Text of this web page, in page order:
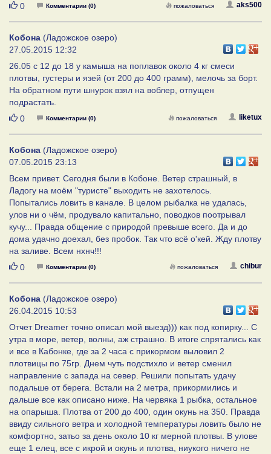
Нравится
0 Комментарии (0) aks500
пожаловаться
Кобона (Ладожское озеро)
27.05.2015 12:32
26.05 с 12 до 18 у камыша на поплавок около 4 кг смеси
плотвы, густеры и язей (от 200 до 400 грамм), мелочь за борт.
На обратном пути шнурок взял на воблер, отпущен
подрастать.
Нравится
0 Комментарии (0) liketux
пожаловаться
Кобона (Ладожское озеро)
07.05.2015 23:13
Всем привет. Сегодня были в Кобоне. Ветер страшный, в
Ладогу на моём "туристе" выходить не захотелось.
Попытались ловить в канале. В целом рыбалка не удалась,
улов ни о чём, продувало капитально, поводков поотрывал
кучу... Правда общение с природой превыше всего. Да и до
дома удачно доехал, без пробок. Так что всё о'кей. Жду плотву
на заливе. Всем нхнч!!!
Нравится
0 Комментарии (0) chibur
пожаловаться
Кобона (Ладожское озеро)
26.04.2015 10:53
Отчет Dreamer точно описал мой выезд))) как под копирку... С
утра в море, ветер, волны, аж страшно. В итоге спрятались как
и все в Кабонке, где за 2 часа с прикормом выловил 2
плотвицы по 75гр. Днем чуть подстихло и ветер сменил
направление с запада на север. Решили попытать удачу
подальше от берега. Встали на 2 метра, прикормились и
дальше все как описано ниже. На червяка 1 рыбка, остальное
на опарыша. Плотва от 200 до 400, один окунь на 350. Правда
ввиду сильного ветра и холодной температуры ловить было не
комфортно, затьо за день около 10 кг мерной плотвы. В улове
еще 1 елец, все с икрой и окунь и плотва, ниукого ничего не